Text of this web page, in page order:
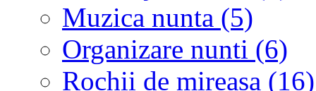
Muzica nunta (5)
Organizare nunti (6)
Rochii de mireasa (16)